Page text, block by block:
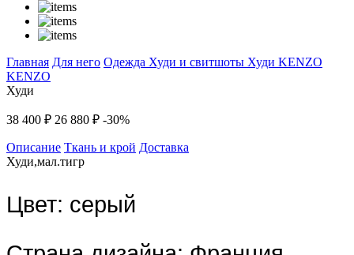
Главная Для него Одежда Худи и свитшоты Худи KENZO
KENZO
Худи
38 400 ₽ 26 880 ₽ -30%
Описание Ткань и крой Доставка
Худи,мал.тигр
Цвет: серый